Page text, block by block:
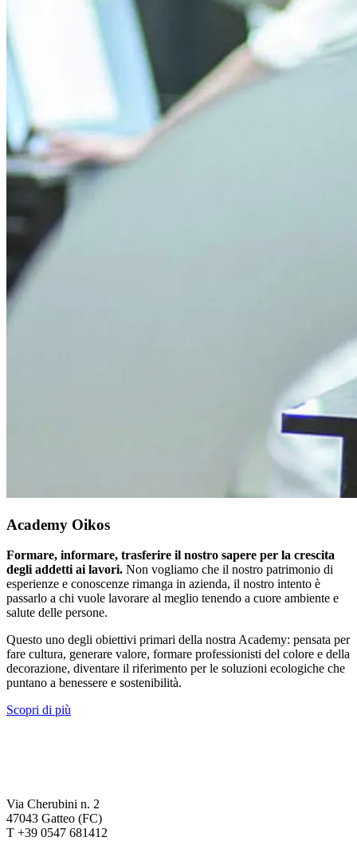
Academy Oikos
Formare, informare, trasferire il nostro sapere per la crescita
degli addetti ai lavori. Non vogliamo che il nostro patrimonio di
esperienze e conoscenze rimanga in azienda, il nostro intento è
passarlo a chi vuole lavorare al meglio tenendo a cuore ambiente e
salute delle persone.
Questo uno degli obiettivi primari della nostra Academy: pensata per
fare cultura, generare valore, formare professionisti del colore e della
decorazione, diventare il riferimento per le soluzioni ecologiche che
puntano a benessere e sostenibilità.
Scopri di più
Via Cherubini n. 2
47043 Gatteo (FC)
T +39 0547 681412